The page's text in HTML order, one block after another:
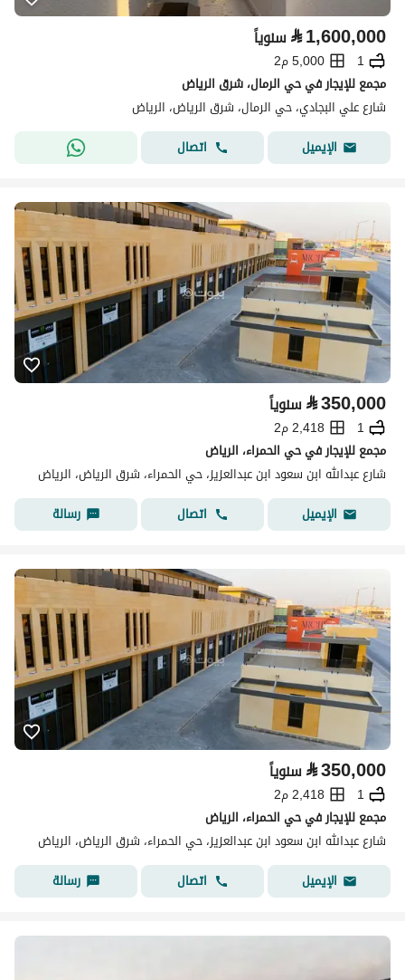
⃁1,600,000 سنوياً
1
5,000 م2
مجمع للإيجار في حي الرمال، شرق الرياض
شارع علي البجادي، حي الرمال، شرق الرياض، الرياض
الإيميل
اتصال
⃁350,000 سنوياً
1
2,418 م2
مجمع للإيجار في حي الحمراء، الرياض
شارع عبدالله ابن سعود ابن عبدالعزيز، حي الحمراء، شرق الرياض، الرياض
الإيميل
اتصال رسالة
⃁350,000 سنوياً
1
2,418 م2
مجمع للإيجار في حي الحمراء، الرياض
شارع عبدالله ابن سعود ابن عبدالعزيز، حي الحمراء، شرق الرياض، الرياض
الإيميل
اتصال رسالة